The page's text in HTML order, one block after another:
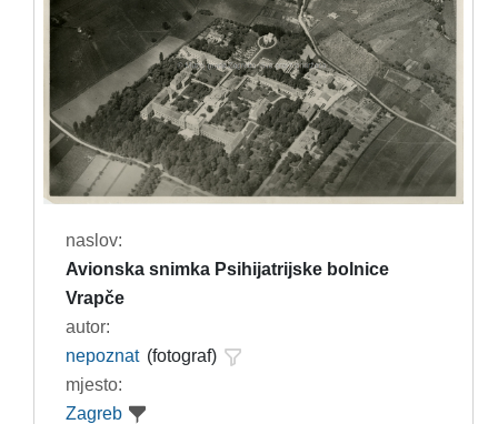
naslov:
Avionska snimka Psihijatrijske bolnice
Vrapče
autor:
nepoznat (fotograf)
mjesto:
Zagreb